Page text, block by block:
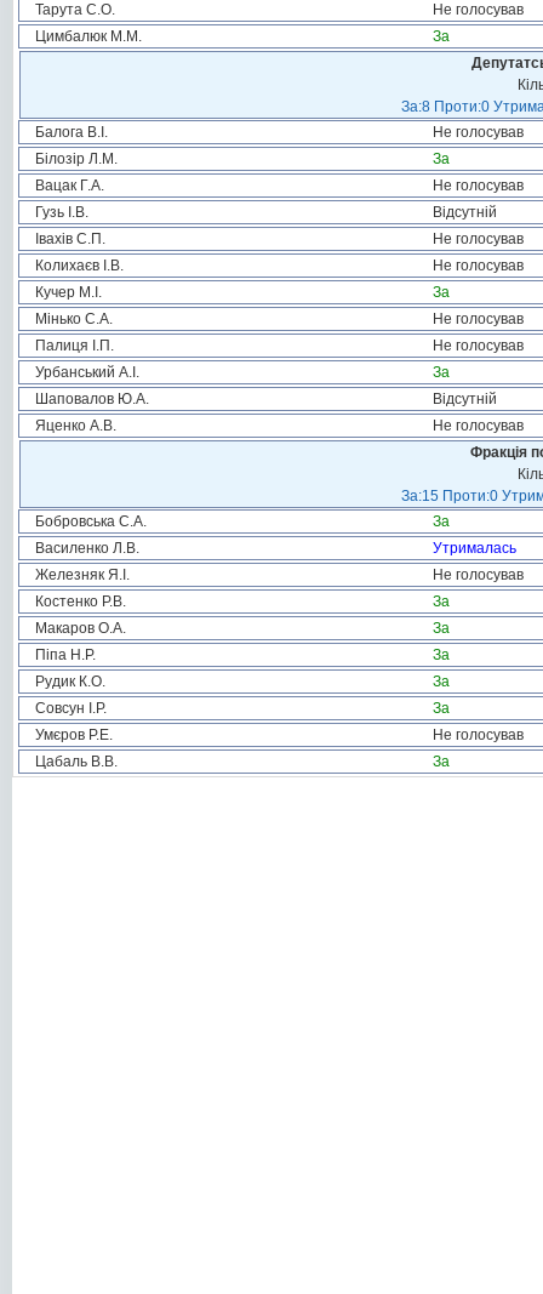
Тарута С.О.
Не голосував
Цимбалюк М.М.
За
За:8 Проти:0
Балога В.І.
Не голосував
Білозір Л.М.
За
Вацак Г.А.
Не голосував
Гузь І.В.
Відсутній
Івахів С.П.
Не голосував
Колихаєв І.В.
Не голосував
Кучер М.І.
За
Мінько С.А.
Не голосував
Палиця І.П.
Не голосував
Урбанський А.І.
За
Шаповалов Ю.А.
Відсутній
Яценко А.В.
Не голосував
Фракція
За:15 Проти:0
Бобровська С.А.
За
Василенко Л.В.
Утрималась
Железняк Я.І.
Не голосував
Костенко Р.В.
За
Макаров О.А.
За
Піпа Н.Р.
За
Рудик К.О.
За
Совсун І.Р.
За
Умєров Р.Е.
Не голосував
Цабаль В.В.
За